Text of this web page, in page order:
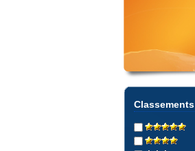
Classements